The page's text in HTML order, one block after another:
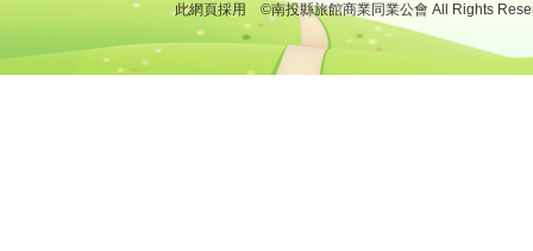
此網頁採用 ©南投縣旅館商業同業公會 All Rights